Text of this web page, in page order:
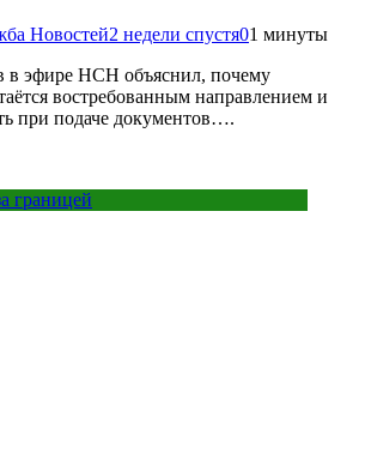
Новостей2 недели спустя01 минуты
эфире НСН объяснил, почему
востребованным направлением и
при подаче документов….
границей